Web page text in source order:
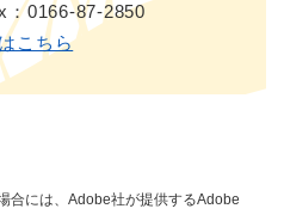
：0166-87-2850
こちら
合には、Adobe社が提供するAdobe